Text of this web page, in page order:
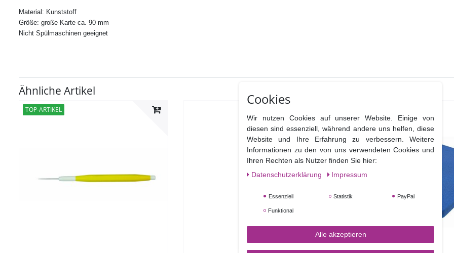
Material: Kunststoff
Größe: große Karte ca. 90 mm
Nicht Spülmaschinen geeignet
Ähnliche Artikel
TOP-ARTIKEL
Cookies
Wir nutzen Cookies auf unserer Website. Einige von
diesen sind essenziell, während andere uns helfen, diese
Website und Ihre Erfahrung zu verbessern. Weitere
Informationen zu den von uns verwendeten Cookies und
Ihren Rechten als Nutzer finden Sie hier:
Daten­schutz­erklärung
Impressum
Essenziell Statistik PayPal
Funktional
Alle akzeptieren